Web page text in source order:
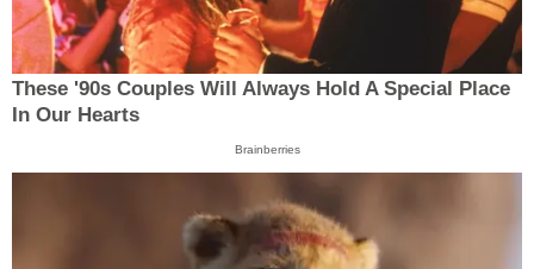
These '90s Couples Will Always Hold A Special Place
In Our Hearts
Brainberries